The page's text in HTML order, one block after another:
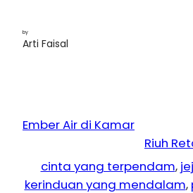
by
Arti Faisal
Ember Air di Kamar
Riuh
cinta yang terpendam,
kerinduan yang mendalam,